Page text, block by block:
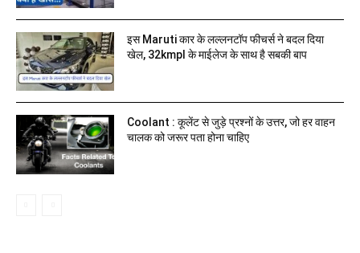
इस Maruti कार के लल्लनटॉप फीचर्स ने बदल दिया
खेल, 32kmpl के माईलेज के साथ है सबकी बाप
Coolant : कूलेंट से जुड़े प्रश्नों के उत्तर, जो हर वाहन
चालक को जरूर पता होना चाहिए